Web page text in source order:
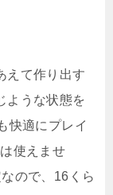
えて作り出す
ような状態を
快適にプレイ
使えませ
ので、16くら